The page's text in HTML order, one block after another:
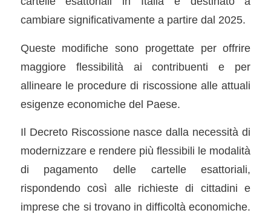
cambiare significativamente a partire dal 2025.
Queste modifiche sono progettate per offrire
maggiore flessibilità ai contribuenti e per
allineare le procedure di riscossione alle attuali
esigenze economiche del Paese.
Il Decreto Riscossione nasce dalla necessità di
modernizzare e rendere più flessibili le modalità
di pagamento delle cartelle esattoriali,
rispondendo così alle richieste di cittadini e
imprese che si trovano in difficoltà economiche.